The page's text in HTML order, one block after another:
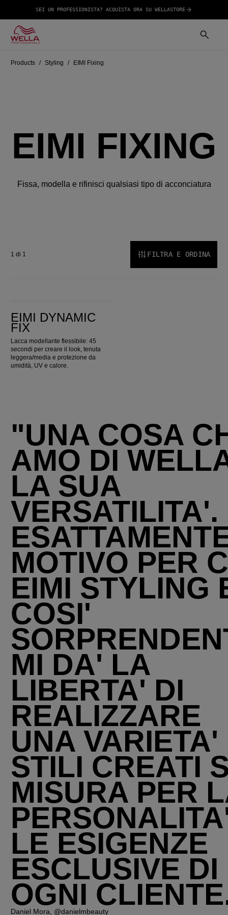
SEI UN PROFESSIONISTA? ACQUISTA ORA SU WELLASTORE
Products Styling EIMI Fixing
EIMI FIXING
Fissa, modella e rifinisci qualsiasi tipo di acconciatura
1 di 1 FILTRA E ORDINA
EIMI DYNAMIC
FIX
Lacca modellante flessibile: 45
secondi per creare il look, tenuta
leggera/media e protezione da
umidità, UV e calore.
"UNA COSA
AMO DI
LA SUA
VERSATILITA'.
MOTIVO PER
EIMI STYLING
COSI'
MI DA' LA
LIBERTA' DI
REALIZZARE
UNA VARIETA'
STILI CREATI
MISURA PER
LE ESIGENZE
ESCLUSIVE DI
OGNI
Daniel Mora, @danielmbeauty